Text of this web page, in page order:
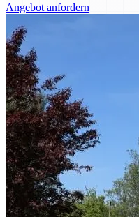
Angebot anfordern